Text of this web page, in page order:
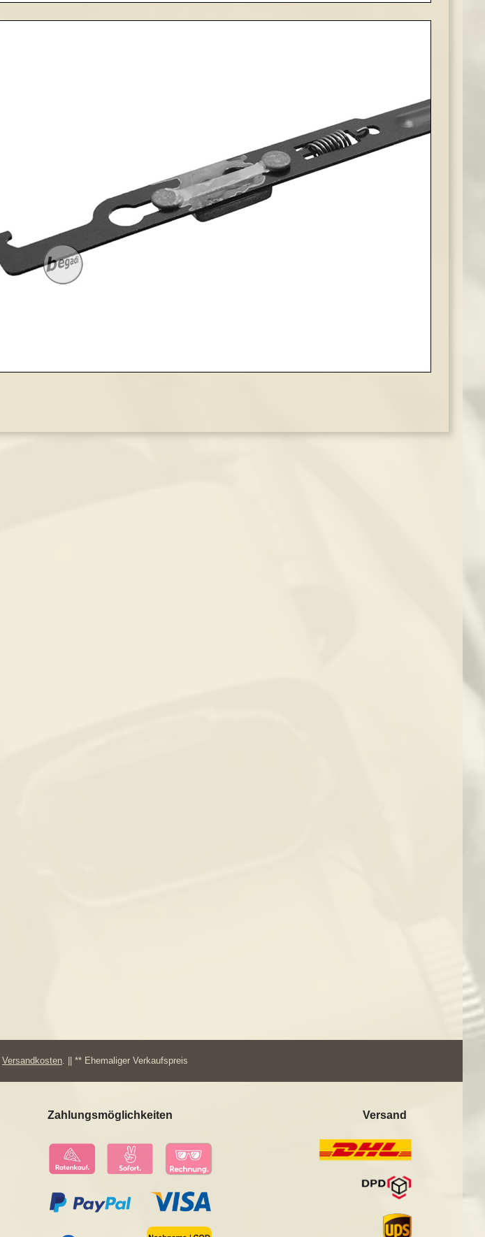
Versandkosten . || ** Ehemaliger Verkaufspreis
Zahlungsmöglichkeiten Versand